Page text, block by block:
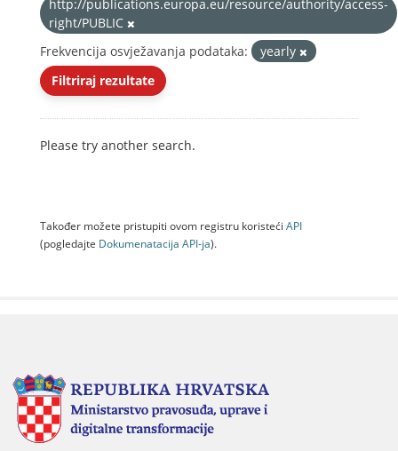
http://publications.europa.eu/resource/authority/access-
right/PUBLIC
Frekvencija osvježavanja podataka:
yearly
Filtriraj rezultate
Please try another search.
Također možete pristupiti ovom registru koristeći API
(pogledajte Dokumenаtаcijа API-jа).